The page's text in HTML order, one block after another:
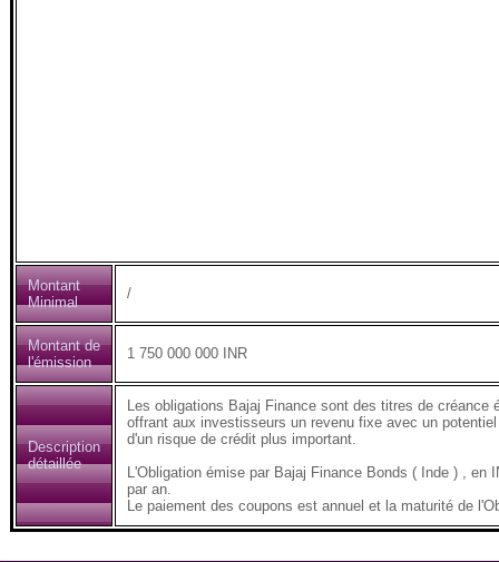
Montant
Minimal
/
Montant de
l'émission
1 750 000 000 INR
Description
détaillée
Les obligations Bajaj Finance sont des titres de
offrant aux investisseurs un revenu fixe avec un
d'un risque de crédit plus important.
L'Obligation émise par Bajaj Finance Bonds ( Inde ) ,
par an.
Le paiement des coupons est annuel et la maturité de